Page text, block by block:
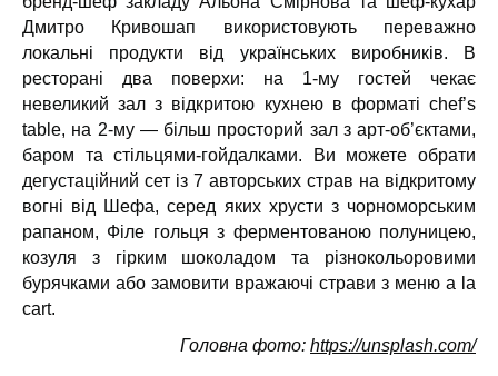
Дмитро Кривошап використовують переважно
локальні продукти від українських виробників. В
ресторані два поверхи: на 1-му гостей чекає
невеликий зал з відкритою кухнею в форматі chef’s
table, на 2-му — більш просторий зал з арт-об’єктами,
баром та стільцями-гойдалками. Ви можете обрати
дегустаційний сет із 7 авторських страв на відкритому
вогні від Шефа, серед яких хрусти з чорноморським
рапаном, Філе гольця з ферментованою полуницею,
козуля з гірким шоколадом та різнокольоровими
бурячками або замовити вражаючі страви з меню a la
cart.
Головна фото: https://unsplash.com/